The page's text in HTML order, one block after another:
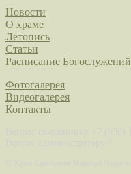
Новости
О храме
Летопись
Статьи
Расписание Богослужений
Фотогалерея
Видеогалерея
Контакты